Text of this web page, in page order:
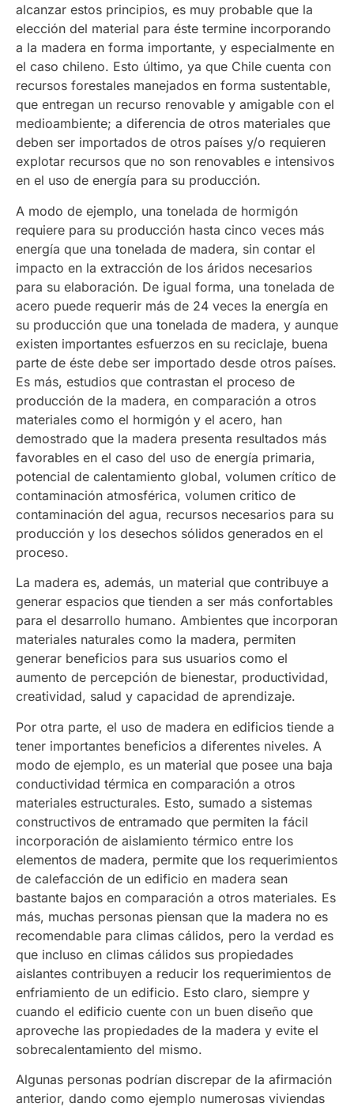
alcanzar estos principios, es muy probable que la
elección del material para éste termine incorporando
a la madera en forma importante, y especialmente en
el caso chileno. Esto último, ya que Chile cuenta con
recursos forestales manejados en forma sustentable,
que entregan un recurso renovable y amigable con el
medioambiente; a diferencia de otros materiales que
deben ser importados de otros países y/o requieren
explotar recursos que no son renovables e intensivos
en el uso de energía para su producción.
A modo de ejemplo, una tonelada de hormigón
requiere para su producción hasta cinco veces más
energía que una tonelada de madera, sin contar el
impacto en la extracción de los áridos necesarios
para su elaboración. De igual forma, una tonelada de
acero puede requerir más de 24 veces la energía en
su producción que una tonelada de madera, y aunque
existen importantes esfuerzos en su reciclaje, buena
parte de éste debe ser importado desde otros países.
Es más, estudios que contrastan el proceso de
producción de la madera, en comparación a otros
materiales como el hormigón y el acero, han
demostrado que la madera presenta resultados más
favorables en el caso del uso de energía primaria,
potencial de calentamiento global, volumen crítico de
contaminación atmosférica, volumen critico de
contaminación del agua, recursos necesarios para su
producción y los desechos sólidos generados en el
proceso.
La madera es, además, un material que contribuye a
generar espacios que tienden a ser más confortables
para el desarrollo humano. Ambientes que incorporan
materiales naturales como la madera, permiten
generar beneficios para sus usuarios como el
aumento de percepción de bienestar, productividad,
creatividad, salud y capacidad de aprendizaje.
Por otra parte, el uso de madera en edificios tiende a
tener importantes beneficios a diferentes niveles. A
modo de ejemplo, es un material que posee una baja
conductividad térmica en comparación a otros
materiales estructurales. Esto, sumado a sistemas
constructivos de entramado que permiten la fácil
incorporación de aislamiento térmico entre los
elementos de madera, permite que los requerimientos
de calefacción de un edificio en madera sean
bastante bajos en comparación a otros materiales. Es
más, muchas personas piensan que la madera no es
recomendable para climas cálidos, pero la verdad es
que incluso en climas cálidos sus propiedades
aislantes contribuyen a reducir los requerimientos de
enfriamiento de un edificio. Esto claro, siempre y
cuando el edificio cuente con un buen diseño que
aproveche las propiedades de la madera y evite el
sobrecalentamiento del mismo.
Algunas personas podrían discrepar de la afirmación
anterior, dando como ejemplo numerosas viviendas